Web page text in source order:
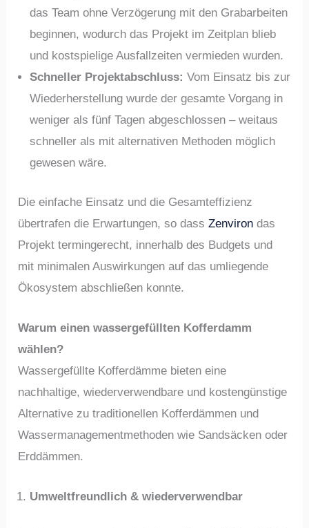
das Team ohne Verzögerung mit den Grabarbeiten
beginnen, wodurch das Projekt im Zeitplan blieb
und kostspielige Ausfallzeiten vermieden wurden.
Schneller Projektabschluss: Vom Einsatz bis zur
Wiederherstellung wurde der gesamte Vorgang in
weniger als fünf Tagen abgeschlossen – weitaus
schneller als mit alternativen Methoden möglich
gewesen wäre.
Die einfache Einsatz und die Gesamteffizienz
übertrafen die Erwartungen, so dassZenviron das
Projekt termingerecht, innerhalb des Budgets und
mit minimalen Auswirkungen auf das umliegende
Ökosystem abschließen konnte.
Warum einen wassergefüllten Kofferdamm
wählen?
Wassergefüllte Kofferdämme bieten eine
nachhaltige, wiederverwendbare und kostengünstige
Alternative zu traditionellen Kofferdämmen und
Wassermanagementmethoden wie Sandsäcken oder
Erddämmen.
Umweltfreundlich & wiederverwendbar